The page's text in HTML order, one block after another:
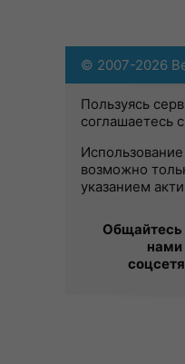
© 2007-2026
Пользуясь
соглашаетесь с
возможно
указанием
Общайтесь
нами